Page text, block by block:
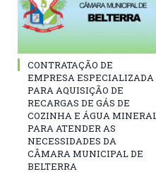
CONTRATAÇÃO DE
EMPRESA ESPECIALIZADA
PARA AQUISIÇÃO DE
RECARGAS DE GÁS DE
COZINHA E ÁGUA
PARA ATENDER AS
NECESSIDADES DA
CÂMARA MUNICIPAL DE
BELTERRA